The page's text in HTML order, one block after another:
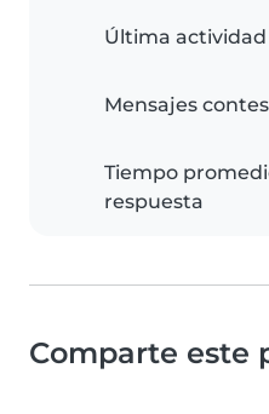
Última actividad
Mensajes
Tiempo
respuesta
Comparte este